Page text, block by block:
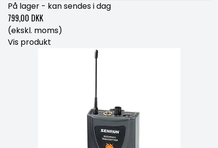
På lager - kan sendes i dag
799,00 DKK
(ekskl. moms)
Vis produkt